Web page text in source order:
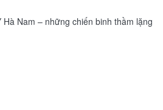
Nam – những chiến binh thầm lặng